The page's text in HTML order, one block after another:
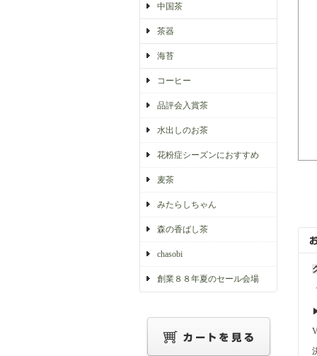
中国茶
茶器
海苔
コーヒー
品評会入賞茶
水出しのお茶
花粉症シーズンにおすすめ
麦茶
みたらしちゃん
森の香ばし茶
chasobi
創業８８年夏のセール会場